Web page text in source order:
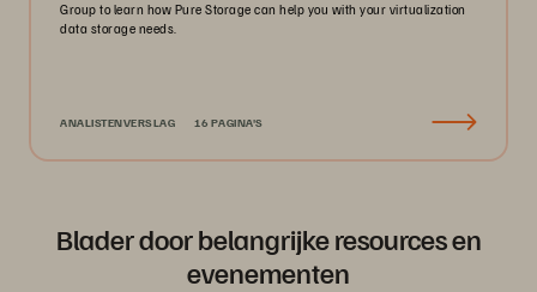
Group to learn how Pure Storage can help you with your virtualization
data storage needs.
ANALISTENVERSLAG 16 PAGINA'S
Blader door belangrijke resources en
evenementen